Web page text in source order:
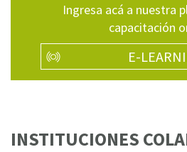
Ingresa acá a nuestra
capacitación
E-
INSTITUCIONES